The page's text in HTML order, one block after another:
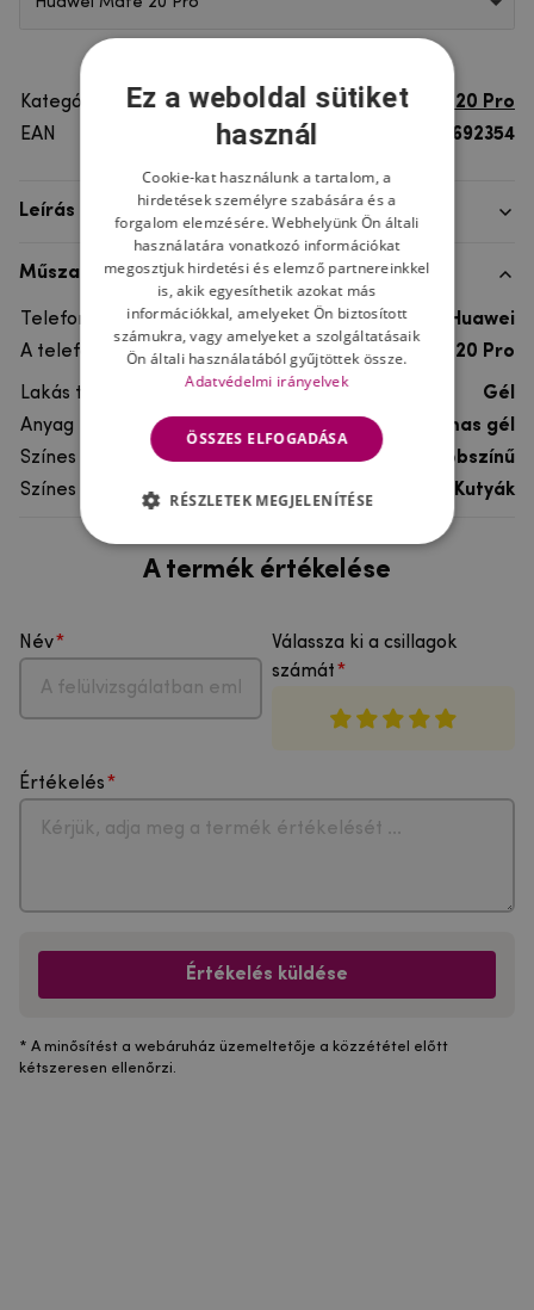
Kategória
Huawei Mate 20 Pro
EAN
8596579692354
Leírás
Műszaki adatok
Telefon márka
Huawei
A telefonmodellhez
Huawei Mate 20 Pro
Lakás típusa
Gél
Anyag
rugalmas gél
Színes
többszínű
Színes motívum
Kutyák
A termék értékelése
Név
Válassza ki a csillagok
számát
Értékelés
Értékelés küldése
* A minősítést a webáruház üzemeltetője a közzététel előtt
kétszeresen ellenőrzi.
Ez a weboldal sütiket
használ
Cookie-kat használunk a tartalom, a
hirdetések személyre szabására és a
forgalom elemzésére. Webhelyünk Ön általi
használatára vonatkozó információkat
megosztjuk hirdetési és elemző partnereinkkel
is, akik egyesíthetik azokat más
információkkal, amelyeket Ön biztosított
számukra, vagy amelyeket a szolgáltatásaik
Ön általi használatából gyűjtöttek össze.
Adatvédelmi irányelvek
ÖSSZES ELFOGADÁSA
RÉSZLETEK MEGJELENÍTÉSE